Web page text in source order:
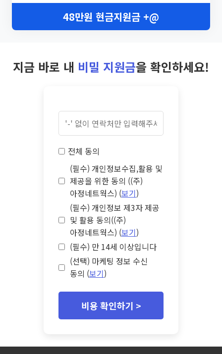
48만원 현금지원금 +@
지금 바로 내 비밀 지원금을 확인하세요!
전체 동의
(필수) 개인정보수집,활용 및
제공을 위한 동의 ((주)
아정네트웍스) (보기)
(필수) 개인정보 제3자 제공
및 활용 동의((주)
아정네트웍스) (보기)
(필수) 만 14세 이상입니다
(선택) 마케팅 정보 수신
동의 (보기)
비용 확인하기 >